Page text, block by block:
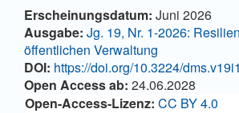
Artikel-Details
Erscheinungsdatum: Juni 2026
Ausgabe: Jg. 19, Nr. 1-2026:
öffentlichen Verwaltung
DOI: https://doi.org/10.3224/
Open Access ab: 24.06.2028
Open-Access-Lizenz: CC BY 4.0